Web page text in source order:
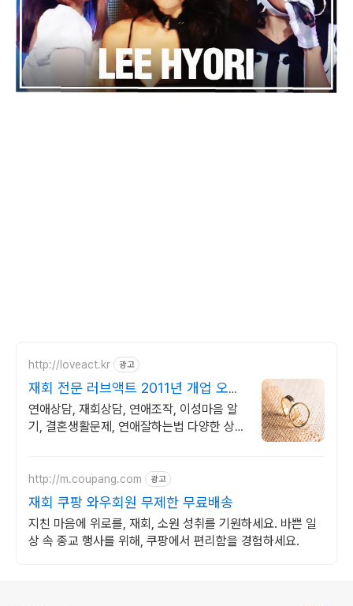
http://loveact.kr 광고
재회 전문 러브액트 2011년 개업 오랜
업력
연애상담, 재회상담, 연애조작, 이성마음 알
기, 결혼생활문제, 연애잘하는법 다양한 상황
http://m.coupang.com 광고
재회 쿠팡 와우회원 무제한 무료배송
지친 마음에 위로를, 재회, 소원 성취를 기원하세요. 바쁜 일
상 속 종교 행사를 위해, 쿠팡에서 편리함을 경험하세요.